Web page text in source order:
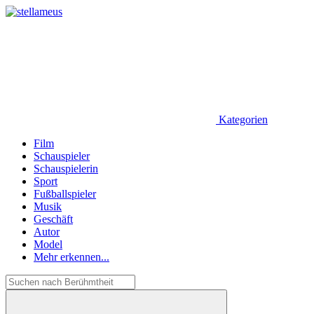
Kategorien
Film
Schauspieler
Schauspielerin
Sport
Fußballspieler
Musik
Geschäft
Autor
Model
Mehr erkennen...